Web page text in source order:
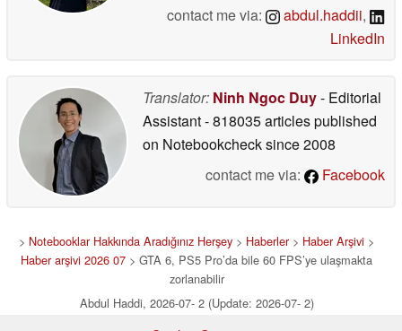
contact me via:
abdul.haddii,
LinkedIn
Translator: Ninh Ngoc Duy- Editorial
Assistant- 818035 articles published
on Notebookchecksince 2008
contact me via:
Facebook
> Notebooklar Hakkında Aradığınız Herşey > Haberler> Haber Arşivi >
Haber arşivi 2026 07 > GTA 6, PS5 Pro’da bile 60 FPS’ye ulaşmakta
zorlanabilir
Abdul Haddi, 2026-07- 2 (Update: 2026-07- 2)